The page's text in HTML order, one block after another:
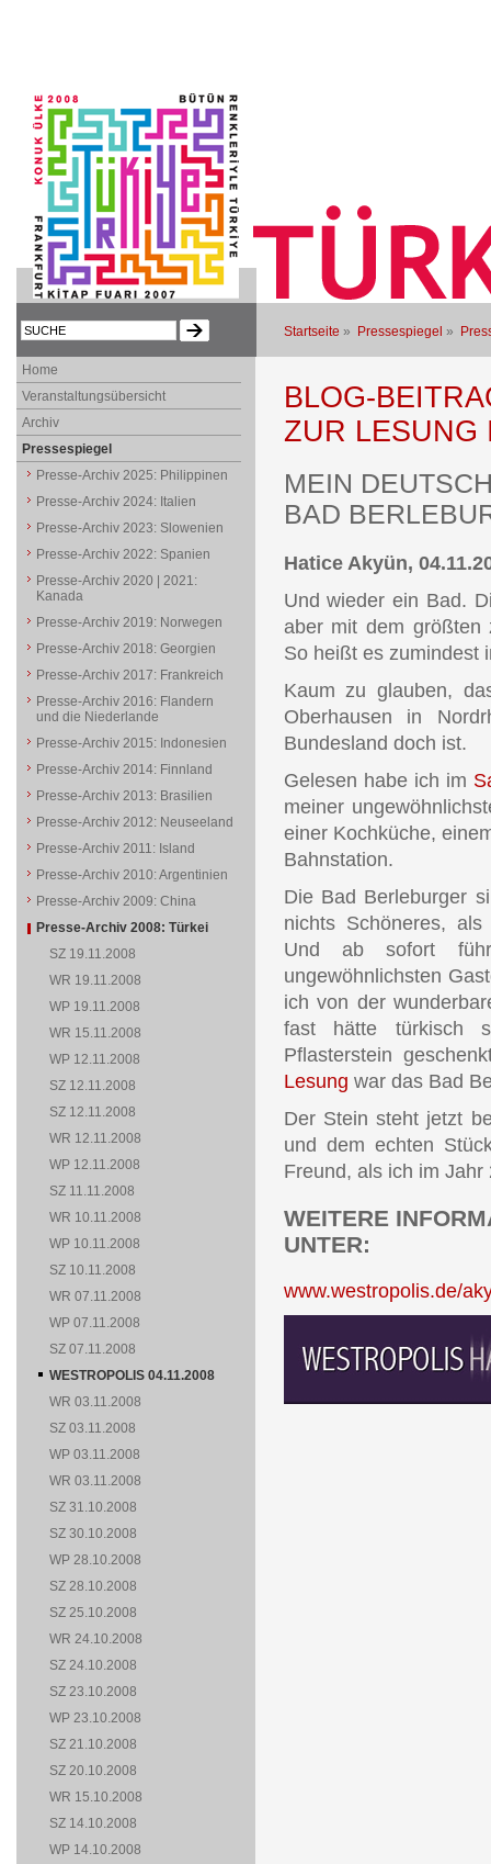
Startseite » Pressespiegel »
BLOG-
ZUR LESUNG
MEIN
BAD
Hatice Akyün,
Und wieder ein Bad.
aber mit dem größten
So heißt es zumindest
Kaum zu glauben,
Oberhausen in
Bundesland doch ist.
Gelesen habe ich im
meiner
einer Kochküche,
Bahnstation.
Die Bad Berleburger
nichts Schöneres,
Und ab sofort
ungewöhnlichsten
ich von der
fast hätte türkisch
Pflasterstein
Lesung war das Bad
Der Stein steht jetzt
und dem echten
Freund, als ich im
WEITERE
UNTER:
www.westropolis.de/
Home
Veranstaltungsübersicht
Archiv
Pressespiegel
Presse-Archiv 2025: Philippinen
Presse-Archiv 2024: Italien
Presse-Archiv 2023: Slowenien
Presse-Archiv 2022: Spanien
Presse-Archiv 2020 | 2021:
Kanada
Presse-Archiv 2019: Norwegen
Presse-Archiv 2018: Georgien
Presse-Archiv 2017: Frankreich
Presse-Archiv 2016: Flandern
und die Niederlande
Presse-Archiv 2015: Indonesien
Presse-Archiv 2014: Finnland
Presse-Archiv 2013: Brasilien
Presse-Archiv 2012: Neuseeland
Presse-Archiv 2011: Island
Presse-Archiv 2010: Argentinien
Presse-Archiv 2009: China
Presse-Archiv 2008: Türkei
SZ 19.11.2008
WR 19.11.2008
WP 19.11.2008
WR 15.11.2008
WP 12.11.2008
SZ 12.11.2008
SZ 12.11.2008
WR 12.11.2008
WP 12.11.2008
SZ 11.11.2008
WR 10.11.2008
WP 10.11.2008
SZ 10.11.2008
WR 07.11.2008
WP 07.11.2008
SZ 07.11.2008
WESTROPOLIS 04.11.2008
WR 03.11.2008
SZ 03.11.2008
WP 03.11.2008
WR 03.11.2008
SZ 31.10.2008
SZ 30.10.2008
WP 28.10.2008
SZ 28.10.2008
SZ 25.10.2008
WR 24.10.2008
SZ 24.10.2008
SZ 23.10.2008
WP 23.10.2008
SZ 21.10.2008
SZ 20.10.2008
WR 15.10.2008
SZ 14.10.2008
WP 14.10.2008